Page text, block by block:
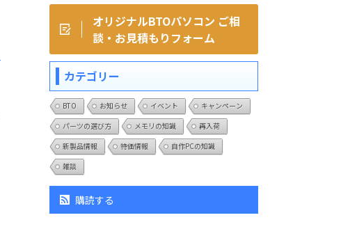
オリジナルBTOパソコン ご相
談・お見積もりフォーム
カテゴリー
BTO お知らせ イベント
キャンペーン
パーツの選び方
メモリの知識
再入荷
新製品情報
特価情報
自作PCの知識
雑談
購読する